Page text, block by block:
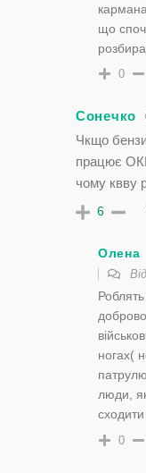
що
0
Сонечко
Чкщо
працює
чому квву
6
Олена
Роблять
ногах(
люди,
сходити
0